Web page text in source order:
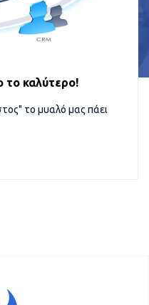
το καλύτερο!
το μυαλό μας πάει